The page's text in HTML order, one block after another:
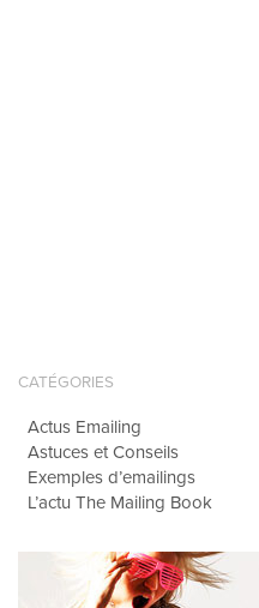
CATÉGORIES
Actus Emailing
Astuces et Conseils
Exemples d’emailings
L’actu The Mailing Book